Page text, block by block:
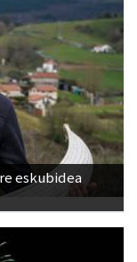
eskubidea